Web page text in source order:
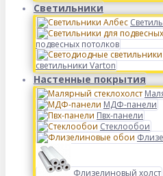
Светильники
подвесных потолков
светильники Varton
Настенные покрытия
МДФ-панели
Пвх-панели
Стеклообои
Флизелиновый холст